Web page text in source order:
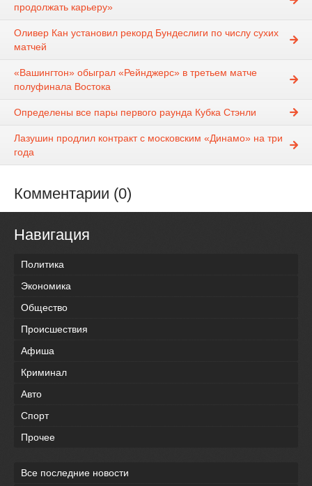
продолжать карьеру»
Оливер Кан установил рекорд Бундеслиги по числу сухих
матчей
«Вашингтон» обыграл «Рейнджерс» в третьем матче
полуфинала Востока
Определены все пары первого раунда Кубка Стэнли
Лазушин продлил контракт с московским «Динамо» на три
года
Комментарии (0)
Навигация
Политика
Экономика
Общество
Происшествия
Афиша
Криминал
Авто
Спорт
Прочее
Все последние новости